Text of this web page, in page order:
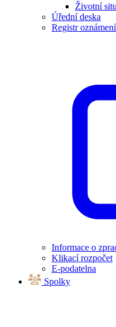
Životní
Úřední deska
Registr
Informace o
Klikací rozpočet
E-podatelna
Spolky